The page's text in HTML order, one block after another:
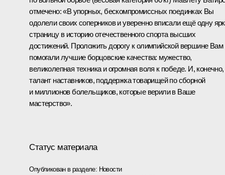
отмечено: «В упорных, бескомпромиссных поединках Вы
одолели своих соперников и уверенно вписали ещё одну
страницу в историю отечественного спорта высших
достижений. Проложить дорогу к олимпийской вершине Вам
помогали лучшие борцовские качества: мужество,
великолепная техника и огромная воля к победе. И, конечно,
талант наставников, поддержка товарищей по сборной
и миллионов болельщиков, которые верили в Ваше
мастерство».
Статус материала
Опубликован в разделе: Новости